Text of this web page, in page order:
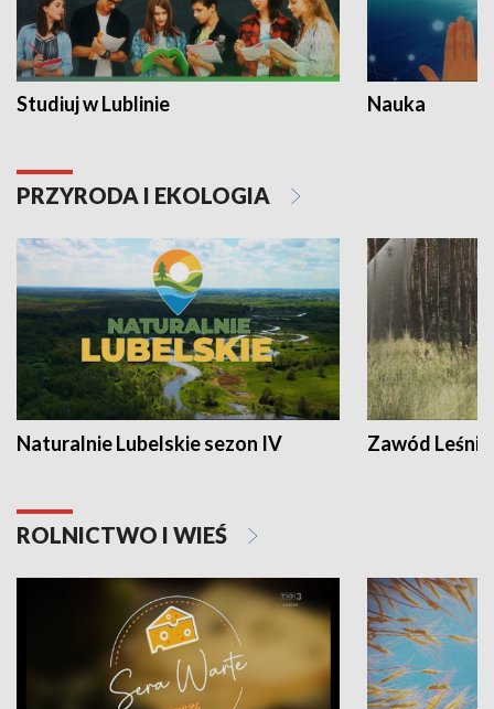
Studiuj w Lublinie Nauka
PRZYRODA I EKOLOGIA
Naturalnie Lubelskie sezon IV Zawód Leśnik
ROLNICTWO I WIEŚ